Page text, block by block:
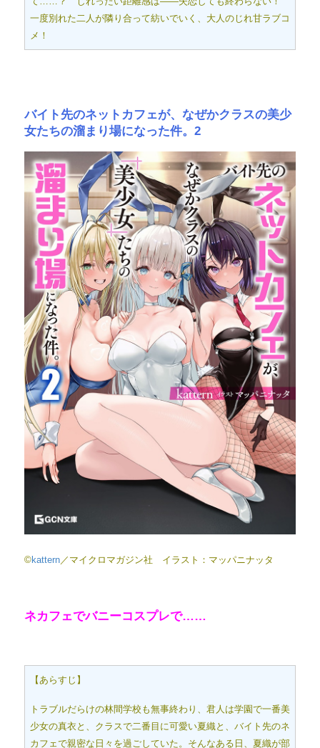
一度別れた二人が隣り合って紡いでいく、大人のじれ甘ラブコ
メ！
バイト先のネットカフェが、なぜかクラスの美少
女たちの溜まり場になった件。2
©kattern ／マイクロマガジン社 イラスト：マッパニナッタ
ネカフェでバニーコスプレで……
【あらすじ】
トラブルだらけの林間学校も無事終わり、君人は学園で一番美
少女の真衣と、クラスで二番目に可愛い夏織と、バイト先のネ
カフェで親密な日々を過ごしていた。そんなある日、夏織が部